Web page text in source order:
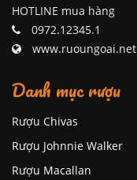
HOTLINE mua hàng
0972.12345.1
www.ruoungoai.net
Danh mục rượu
Rượu Chivas
Rượu Johnnie Walker
Rượu Macallan